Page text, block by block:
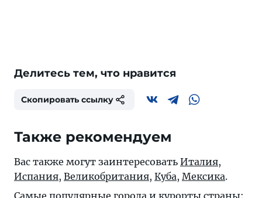
Делитесь тем, что нравится
Скопировать ссылку
Также рекомендуем
Вас также могут заинтересовать Италия,
Испания, Великобритания, Куба, Мексика.